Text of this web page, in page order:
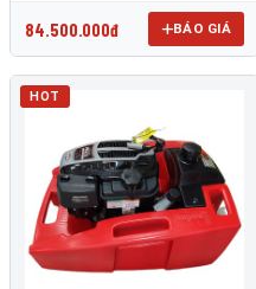
84.500.000đ BÁO GIÁ
HOT